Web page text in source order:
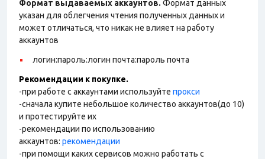
Формат выдаваемых аккаунтов. Формат данных
указан для облегчения чтения полученных данных и
может отличаться, что никак не влияет на работу
аккаунтов
логин:пароль:логин почта:пароль почта
Рекомендации к покупке.
-при работе с аккаунтами используйте прокси
-сначала купите небольшое количество аккаунтов(до 10)
и протестируйте их
-рекомендации по использованию
аккаунтов: рекомендации
-при помощи каких сервисов можно работать с